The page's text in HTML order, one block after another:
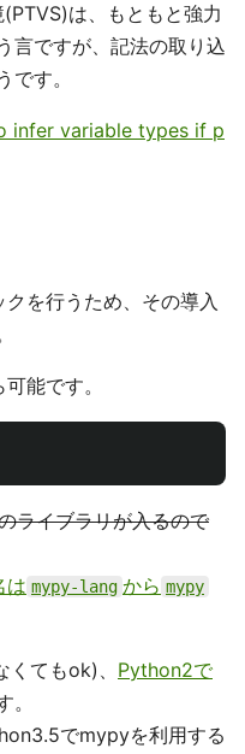
は、もともと強力
言ですが、記法の取り込
す。
infer variable types if p
を行うため、その導入
能です。
ライブラリが入るので
は mypy-lang から mypy
てもok)、 Python2で
。
でmypyを利用する